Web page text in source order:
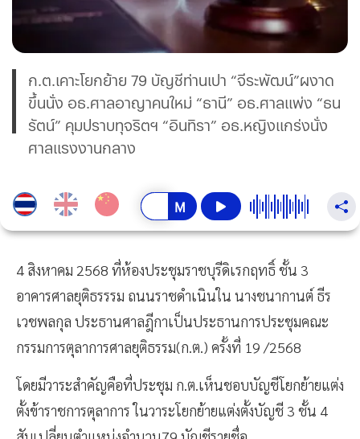
ก.ต.เคาะโยกย้าย 79 บัญชีท่านเปา “จีระพัฒน์”ผงาด
ขึ้นนั่ง อธ.ศาลอาญาคนใหม่ “ธานี” อธ.ศาลเเพ่ง “ธน
รัตน์” คุมปราบทุจริตฯ “อินทิรา” อธ.หญิงเเกร่งนั่ง
ศาลเเรงงานกลาง
4 สิงหาคม 2568 ที่ห้องประชุมราชบุรีดิเรกฤทธิ์ ชั้น 3
อาคารศาลยุติธรรรม ถนนราชดำเนินใน นางชนากานต์ ธีร
เวชพลกุล ประธานศาลฎีกาเป็นประธานการประชุมคณะ
กรรมการตุลาการศาลยุติธรรม(ก.ต.) ครั้งที่ 19 /2568
โดยมีวาระสำคัญคือที่ประชุม ก.ต.เห็นชอบบัญชีโยกย้ายแต่ง
ตั้งข้าราชการตุลาการ ในวาระโยกย้ายแต่งตั้งบัญชี 3 ชั้น 4